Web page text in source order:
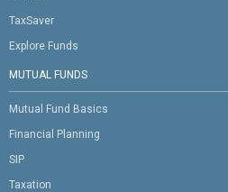
TaxSaver
Explore Funds
MUTUAL FUNDS
Mutual Fund Basics
Financial Planning
SIP
Taxation